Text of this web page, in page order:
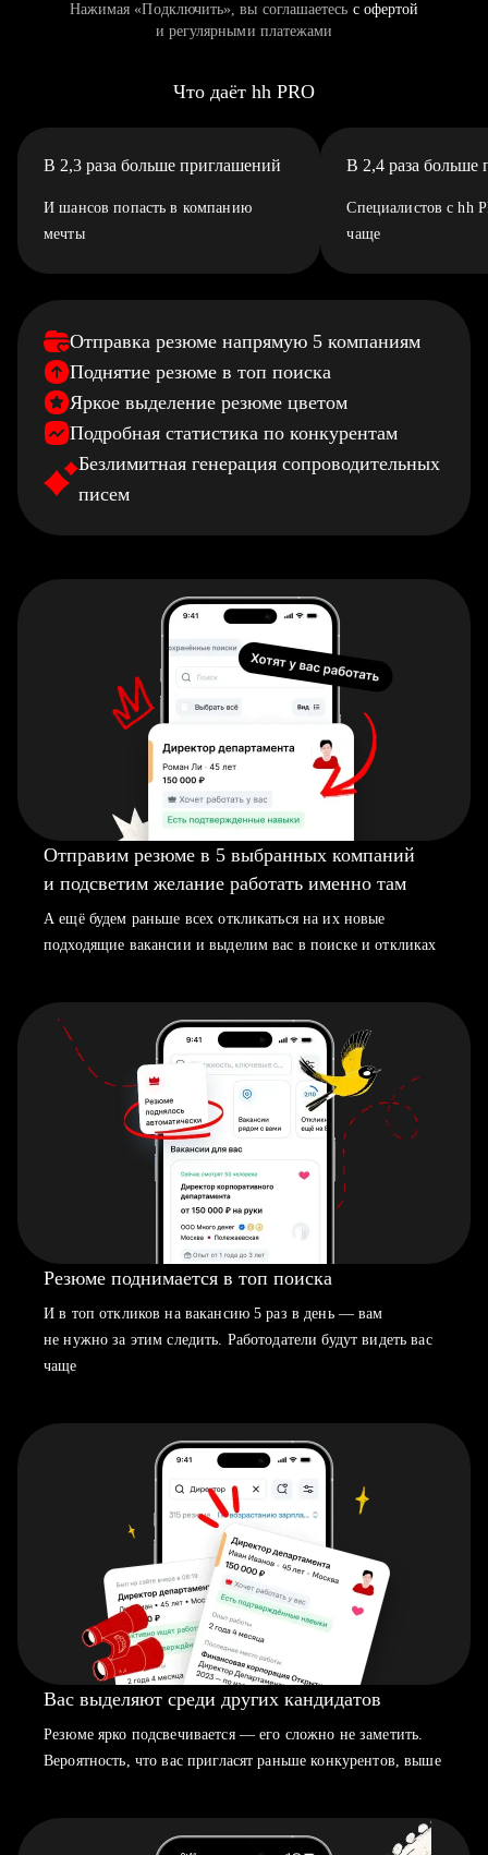
Нажимая «Подключить», вы соглашаетесь с офертой
и регулярными платежами
Что даёт hh PRO
В 2,3 раза больше приглашений
И шансов попасть в компанию
мечты
В 2,4 раза больше
Специалистов с hh
чаще
Отправка резюме напрямую 5 компаниям
Поднятие резюме в топ поиска
Яркое выделение резюме цветом
Подробная статистика по конкурентам
Безлимитная генерация сопроводительных
писем
Отправим резюме в 5 выбранных компаний
и подсветим желание работать именно там
А ещё будем раньше всех откликаться на их новые
подходящие вакансии и выделим вас в поиске и откликах
Резюме поднимается в топ поиска
И в топ откликов на вакансию 5 раз в день — вам
не нужно за этим следить. Работодатели будут видеть вас
чаще
Вас выделяют среди других кандидатов
Резюме ярко подсвечивается — его сложно не заметить.
Вероятность, что вас пригласят раньше конкурентов, выше